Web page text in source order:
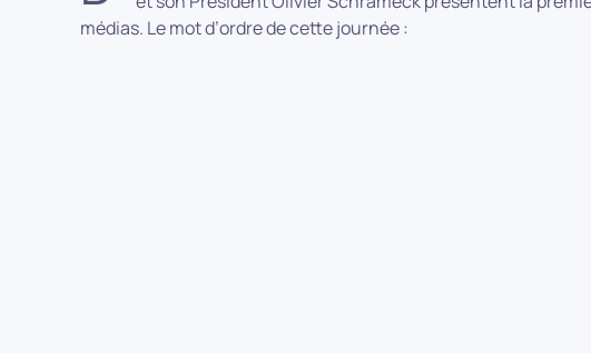
médias. Le mot d’ordre de cette journée :